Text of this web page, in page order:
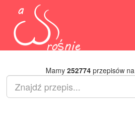
Mamy 252774przepisów na